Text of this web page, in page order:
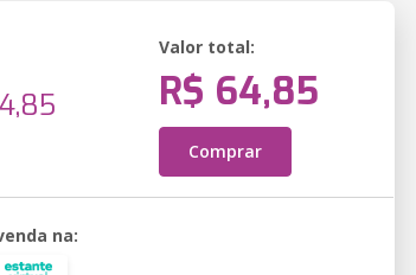
Valor total:
R$ 64,85
Comprar
na: